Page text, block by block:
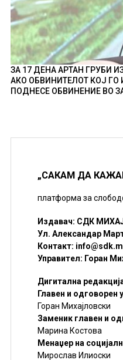
ЗА 17 ДЕНА АРТАН ГРУБИ
АКО ОБВИНИТЕЛОТ КОЈ
ПОДНЕСЕ ОБВИНЕНИЕ ВО
„САКАМ ДА
платформа за
Издавач: СДК
Ул. Александар
Контакт:
Управител: Горан
Дигитална
Главен и одговорен
Горан Михајловски
Заменик главен и
Марина Костова
Менаџер на
Мирослав Илиоски